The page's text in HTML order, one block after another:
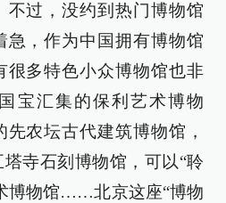
不过，没约到热门博物馆
急，作为中国拥有博物馆
很多特色小众博物馆也非
宝汇集的保利艺术博物
农坛古代建筑博物馆，
寺石刻博物馆，可以“聆
博物馆……北京这座“博物